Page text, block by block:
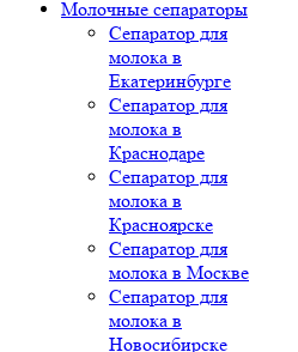
Молочные сепараторы
Сепаратор для
молока в
Екатеринбурге
Сепаратор для
молока в
Краснодаре
Сепаратор для
молока в
Красноярске
Сепаратор для
молока в Москве
Сепаратор для
молока в
Новосибирске